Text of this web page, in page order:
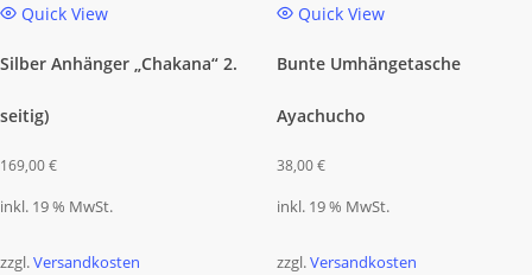
Quick View
Silber Anhänger „Chakana“ 2.
seitig)
169,00€
inkl. 19 % MwSt.
zzgl.Versandkosten
Quick View
Bunte Umhängetasche
Ayachucho
38,00€
inkl. 19 % MwSt.
zzgl.Versandkosten